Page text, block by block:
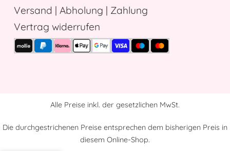
Versand | Abholung | Zahlung
Vertrag widerrufen
Alle Preise inkl. der gesetzlichen MwSt.
Die durchgestrichenen Preise entsprechen dem bisherigen Preis in
diesem Online-Shop.